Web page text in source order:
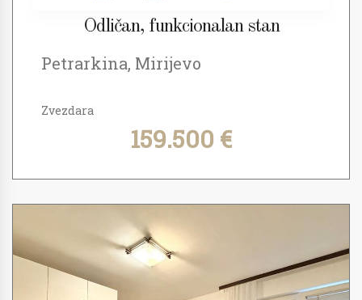
Odličan, funkcionalan stan
Petrarkina, Mirijevo
Zvezdara
159.500 €